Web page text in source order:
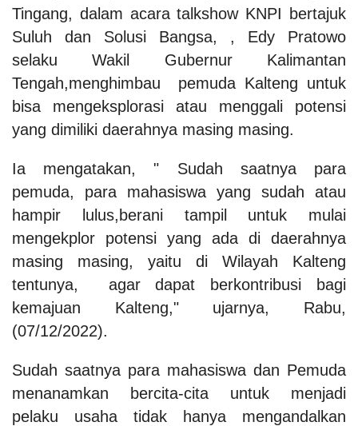
Tingang, dalam acara talkshow KNPI bertajuk
Suluh dan Solusi Bangsa, , Edy Pratowo
selaku Wakil Gubernur Kalimantan
Tengah,menghimbau pemuda Kalteng untuk
bisa mengeksplorasi atau menggali potensi
yang dimiliki daerahnya masing masing.
Ia mengatakan, " Sudah saatnya para
pemuda, para mahasiswa yang sudah atau
hampir lulus,berani tampil untuk mulai
mengekplor potensi yang ada di daerahnya
masing masing, yaitu di Wilayah Kalteng
tentunya, agar dapat berkontribusi bagi
kemajuan Kalteng," ujarnya, Rabu,
(07/12/2022).
Sudah saatnya para mahasiswa dan Pemuda
menanamkan bercita-cita untuk menjadi
pelaku usaha tidak hanya mengandalkan